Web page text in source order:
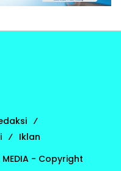
Iklan
MEDIA - Copyright